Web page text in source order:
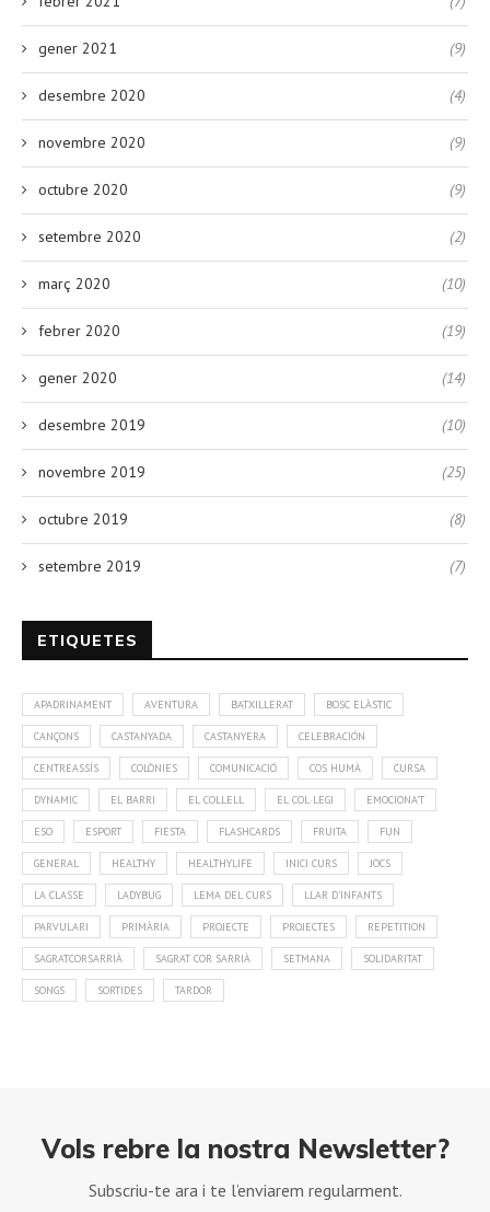
febrer 2021 (7)
gener 2021 (9)
desembre 2020 (4)
novembre 2020 (9)
octubre 2020 (9)
setembre 2020 (2)
març 2020 (10)
febrer 2020 (19)
gener 2020 (14)
desembre 2019 (10)
novembre 2019 (25)
octubre 2019 (8)
setembre 2019 (7)
ETIQUETES
APADRINAMENT AVENTURA BATXILLERAT BOSC ELÀSTIC
CANÇONS CASTANYADA CASTANYERA CELEBRACIÓN
CENTREASSÍS COLÒNIES COMUNICACIÓ COS HUMÀ CURSA
DYNAMIC EL BARRI EL COLLELL EL COL·LEGI EMOCIONA'T
ESO ESPORT FIESTA FLASHCARDS FRUITA FUN
GENERAL HEALTHY HEALTHYLIFE INICI CURS JOCS
LA CLASSE LADYBUG LEMA DEL CURS LLAR D'INFANTS
PARVULARI PRIMÀRIA PROJECTE PROJECTES REPETITION
SAGRATCORSARRIÀ SAGRAT COR SARRIÀ SETMANA SOLIDARITAT
SONGS SORTIDES TARDOR
Vols rebre la nostra Newsletter?
Subscriu-te ara i te l’enviarem regularment.